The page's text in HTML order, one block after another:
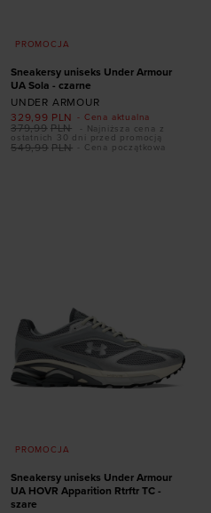
PROMOCJA
Dodaj produkt w
rozmiarze
36,5 37,5 38
38,5
Sneakersy uniseks Under Armour
UA Sola - czarne
UNDER ARMOUR
- Cena aktualna
329,99 PLN
- Cena początkowa
549,99 PLN
379,99 PLN
- Najniższa cena z
ostatnich 30 dni przed promocją
PROMOCJA
Sneakersy uniseks Under Armour
UA HOVR Apparition Rtrftr TC -
szare